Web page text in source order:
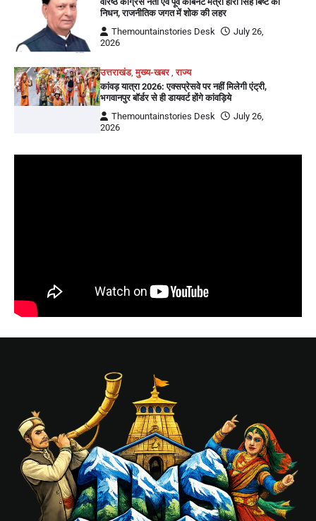
निधन, राजनीतिक जगत में शोक की लहर
Themountainstories Desk
July 26,
2026
उत्तराखंड,मुख्य-खबर ,राज्य
कांवड़ यात्रा 2026: एक्सप्रेसवे पर नहीं मिलेगी एंट्री,
भगवानपुर बॉर्डर से ही डायवर्ट होंगे कांवड़िये
Themountainstories Desk
July 26,
2026